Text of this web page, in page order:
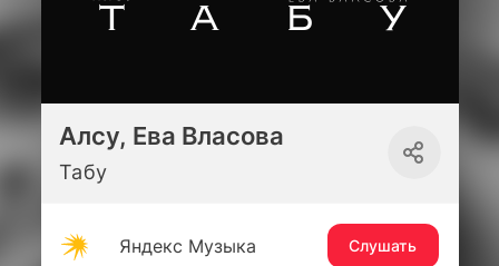
Алсу, Ева Власова
Табу
Яндекс Музыка Слушать